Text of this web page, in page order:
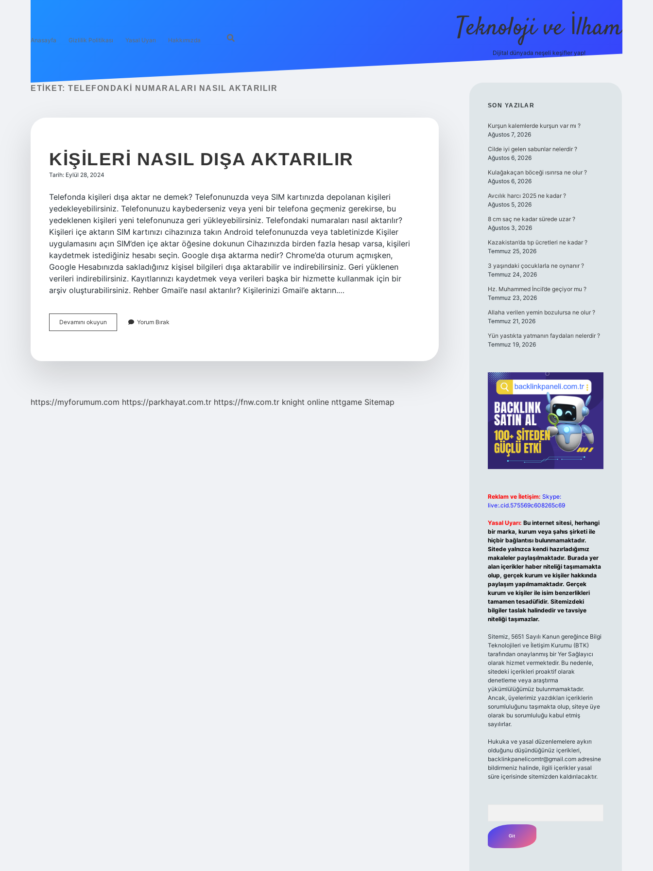
Anasayfa Gizlilik Politikası Yasal Uyarı Hakkımızda Teknoloji ve İlham
Dijital dünyada neşeli keşifler yap!
ETIKET: TELEFONDAKI NUMARALARI NASIL AKTARILIR
KIŞILERI NASIL DIŞA AKTARILIR
Tarih: Eylül 28, 2024
Telefonda kişileri dışa aktar ne demek? Telefonunuzda veya SIM kartınızda depolanan kişileri
yedekleyebilirsiniz. Telefonunuzu kaybederseniz veya yeni bir telefona geçmeniz gerekirse, bu
yedeklenen kişileri yeni telefonunuza geri yükleyebilirsiniz. Telefondaki numaraları nasıl aktarılır?
Kişileri içe aktarın SIM kartınızı cihazınıza takın Android telefonunuzda veya tabletinizde Kişiler
uygulamasını açın SIM’den içe aktar öğesine dokunun Cihazınızda birden fazla hesap varsa, kişileri
kaydetmek istediğiniz hesabı seçin. Google dışa aktarma nedir? Chrome’da oturum açmışken,
Google Hesabınızda sakladığınız kişisel bilgileri dışa aktarabilir ve indirebilirsiniz. Geri yüklenen
verileri indirebilirsiniz. Kayıtlarınızı kaydetmek veya verileri başka bir hizmette kullanmak için bir
arşiv oluşturabilirsiniz. Rehber Gmail’e nasıl aktarılır? Kişilerinizi Gmail’e aktarın.…
Devamını okuyun
Nasıl
Yorum Bırak
https://myforumum.com https://parkhayat.com.tr https://fnw.com.tr knight online nttgame Sitemap
SIDEBAR
SON YAZILAR
Kurşun kalemlerde kurşun var mı ?
Ağustos 7, 2026
Cilde iyi gelen sabunlar nelerdir ?
Ağustos 6, 2026
Kulağakaçan böceği ısırırsa ne olur ?
Ağustos 6, 2026
Avcılık harcı 2025 ne kadar ?
Ağustos 5, 2026
8 cm saç ne kadar sürede uzar ?
Ağustos 3, 2026
Kazakistan’da tıp ücretleri ne kadar ?
Temmuz 25, 2026
3 yaşındaki çocuklarla ne oynanır ?
Temmuz 24, 2026
Hz. Muhammed İncil’de geçiyor mu ?
Temmuz 23, 2026
Allaha verilen yemin bozulursa ne olur ?
Temmuz 21, 2026
Yün yastıkta yatmanın faydaları nelerdir ?
Temmuz 19, 2026
Reklam ve İletişim: Skype:
live:.cid.575569c608265c69
Yasal Uyarı: Bu internet sitesi, herhangi
bir marka, kurum veya şahıs şirketi ile
hiçbir bağlantısı bulunmamaktadır.
Sitede yalnızca kendi hazırladığımız
makaleler paylaşılmaktadır. Burada yer
alan içerikler haber niteliği taşımamakta
olup, gerçek kurum ve kişiler hakkında
paylaşım yapılmamaktadır. Gerçek
kurum ve kişiler ile isim benzerlikleri
tamamen tesadüfidir. Sitemizdeki
bilgiler taslak halindedir ve tavsiye
niteliği taşımazlar.
Sitemiz, 5651 Sayılı Kanun gereğince Bilgi
Teknolojileri ve İletişim Kurumu (BTK)
tarafından onaylanmış bir Yer Sağlayıcı
olarak hizmet vermektedir. Bu nedenle,
sitedeki içerikleri proaktif olarak
denetleme veya araştırma
yükümlülüğümüz bulunmamaktadır.
Ancak, üyelerimiz yazdıkları içeriklerin
sorumluluğunu taşımakta olup, siteye üye
olarak bu sorumluluğu kabul etmiş
sayılırlar.
Hukuka ve yasal düzenlemelere aykırı
olduğunu düşündüğünüz içerikleri,
backlinkpanelicomtr@gmail.comadresine
bildirmeniz halinde, ilgili içerikler yasal
süre içerisinde sitemizden kaldırılacaktır.